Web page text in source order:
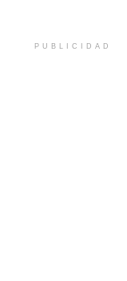
PUBLICIDAD